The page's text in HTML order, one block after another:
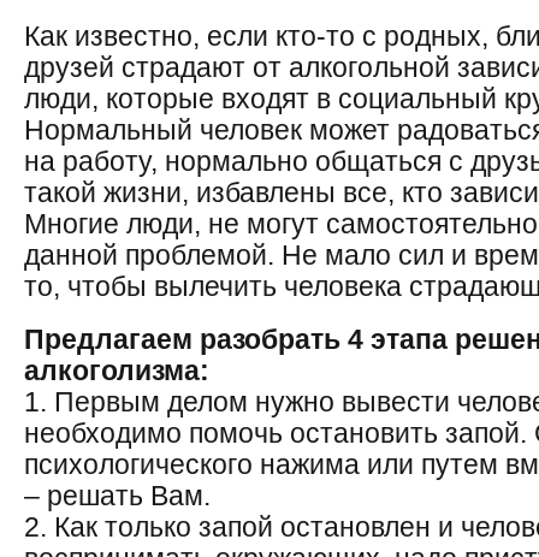
Как известно, если кто-то с родных,
друзей страдают от алкогольной
люди, которые входят в социальный
Нормальный человек может
на работу, нормально общаться с
такой жизни, избавлены все, кто
Многие люди, не могут
данной проблемой. Не мало сил и
то, чтобы вылечить человека
Предлагаем разобрать 4 этапа
алкоголизма:
1. Первым делом нужно вывести
необходимо помочь остановить
психологического нажима или путем
– решать Вам.
2. Как только запой остановлен и